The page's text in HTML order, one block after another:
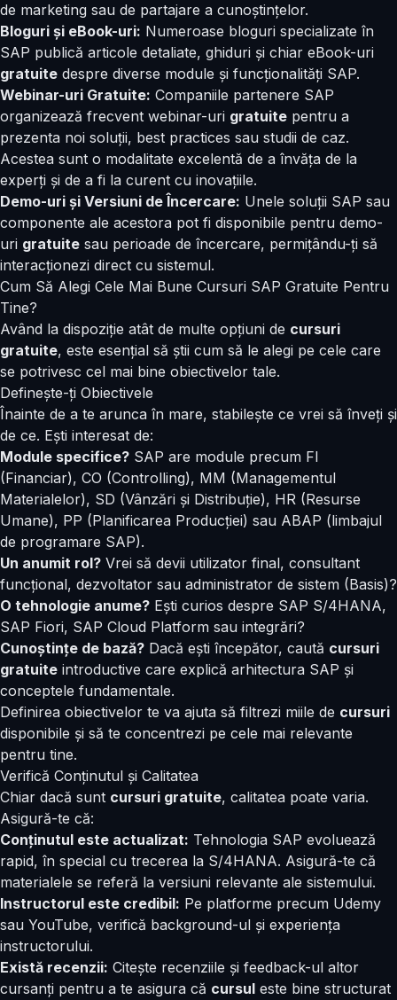
de marketing sau de partajare a cunoștințelor.
Bloguri și eBook-uri: Numeroase bloguri specializate în
SAP publică articole detaliate, ghiduri și chiar eBook-uri
gratuite despre diverse module și funcționalități SAP.
Webinar-uri Gratuite: Companiile partenere SAP
organizează frecvent webinar-uri gratuite pentru a
prezenta noi soluții, best practices sau studii de caz.
Acestea sunt o modalitate excelentă de a învăța de la
experți și de a fi la curent cu inovațiile.
Demo-uri și Versiuni de Încercare: Unele soluții SAP sau
componente ale acestora pot fi disponibile pentru demo-
uri gratuite sau perioade de încercare, permițându-ți să
interacționezi direct cu sistemul.
Cum Să Alegi Cele Mai Bune Cursuri SAP Gratuite Pentru
Tine?
Având la dispoziție atât de multe opțiuni de cursuri
gratuite, este esențial să știi cum să le alegi pe cele care
se potrivesc cel mai bine obiectivelor tale.
Definește-ți Obiectivele
Înainte de a te arunca în mare, stabilește ce vrei să înveți și
de ce. Ești interesat de:
Module specifice? SAP are module precum FI
(Financiar), CO (Controlling), MM (Managementul
Materialelor), SD (Vânzări și Distribuție), HR (Resurse
Umane), PP (Planificarea Producției) sau ABAP (limbajul
de programare SAP).
Un anumit rol? Vrei să devii utilizator final, consultant
funcțional, dezvoltator sau administrator de sistem (Basis)?
O tehnologie anume? Ești curios despre SAP S/4HANA,
SAP Fiori, SAP Cloud Platform sau integrări?
Cunoștințe de bază? Dacă ești începător, caută cursuri
gratuite introductive care explică arhitectura SAP și
conceptele fundamentale.
Definirea obiectivelor te va ajuta să filtrezi miile de cursuri
disponibile și să te concentrezi pe cele mai relevante
pentru tine.
Verifică Conținutul și Calitatea
Chiar dacă sunt cursuri gratuite, calitatea poate varia.
Asigură-te că:
Conținutul este actualizat: Tehnologia SAP evoluează
rapid, în special cu trecerea la S/4HANA. Asigură-te că
materialele se referă la versiuni relevante ale sistemului.
Instructorul este credibil: Pe platforme precum Udemy
sau YouTube, verifică background-ul și experiența
instructorului.
Există recenzii: Citește recenziile și feedback-ul altor
cursanți pentru a te asigura că cursul este bine structurat